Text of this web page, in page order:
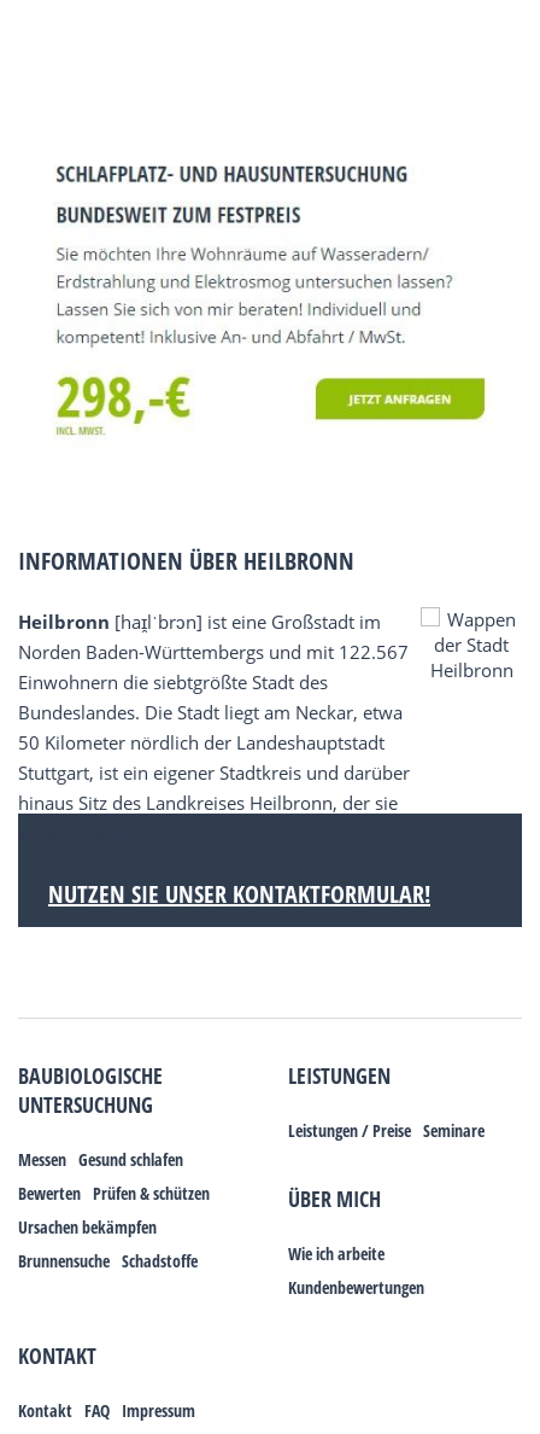
INFORMATIONEN ÜBER HEILBRONN
Heilbronn [haɪ̯lˈbrɔn] ist eine Großstadt im
Norden Baden-Württembergs und mit 122.567
Einwohnern die siebtgrößte Stadt des
Bundeslandes. Die Stadt liegt am Neckar, etwa
50 Kilometer nördlich der Landeshauptstadt
Stuttgart, ist ein eigener Stadtkreis und darüber
hinaus Sitz des Landkreises Heilbronn, der sie
NUTZEN SIE UNSER KONTAKTFORMULAR!
BAUBIOLOGISCHE
UNTERSUCHUNG
Messen Gesund schlafen
Bewerten Prüfen & schützen
Ursachen bekämpfen
Brunnensuche Schadstoffe
LEISTUNGEN
Leistungen / Preise Seminare
ÜBER MICH
Wie ich arbeite
Kundenbewertungen
KONTAKT
Kontakt FAQ Impressum